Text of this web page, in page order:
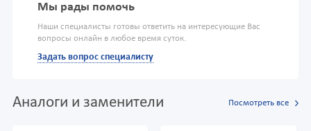
Мы рады помочь
Наши специалисты готовы ответить на интересующие Вас
вопросы онлайн в любое время суток.
Задать вопрос специалисту
Аналоги и заменители Посмотреть все